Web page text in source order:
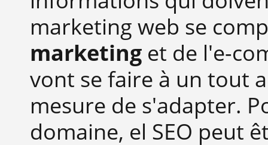
marketing web se
marketing et de l'e-
vont se faire à un tout
mesure de s'adapter.
domaine, el SEO peut